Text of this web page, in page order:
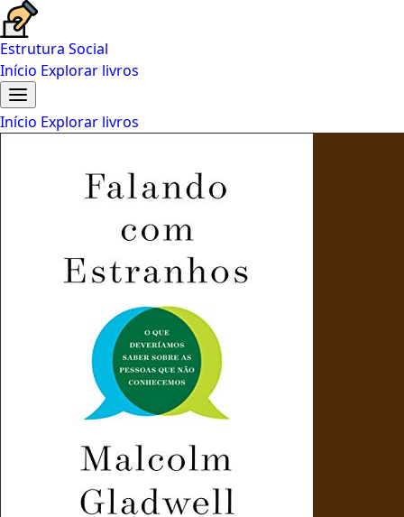
Estrutura Social
Início Explorar livros
Início Explorar livros